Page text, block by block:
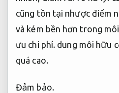
cũng tồn tại nhược điểm
và kém bền hơn trong
ưu chi phí. dung môi hữu
quá cao.
Đảm bảo.